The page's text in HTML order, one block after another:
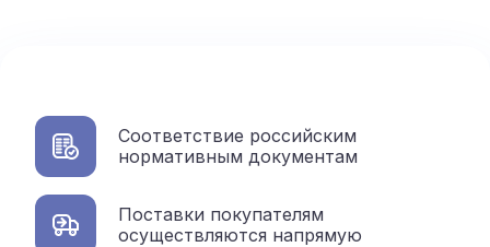
Соответствие российским
нормативным документам
Поставки покупателям
осуществляются напрямую